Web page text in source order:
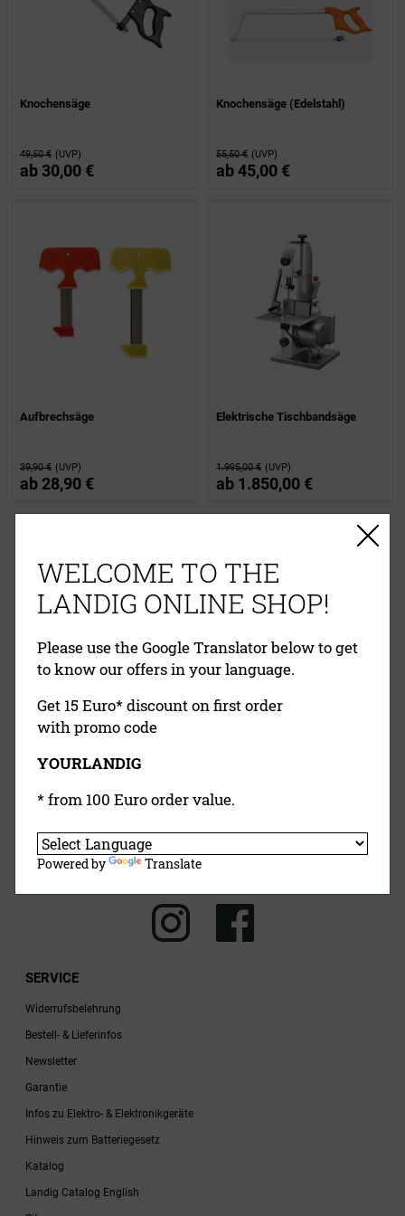
Knochensäge
49,50 € (UVP)
ab 30,00 €
Knochensäge (Edelstahl)
55,50 € (UVP)
ab45,00 €
Aufbrechsäge
39,90 € (UVP)
ab 28,90 €
Elektrische Tischbandsäge
1.995,00 € (UVP)
ab 1.850,00 €
RECHNUNG VORKASSE PAYPAL
KREDITKARTE NACHNAHME
Landig Newsletter
Jetzt Anmelden
SERVICE
Widerrufsbelehrung
Bestell- & Lieferinfos
Newsletter
Garantie
Infos zu Elektro- & Elektronikgeräte
Hinweis zum Batteriegesetz
Katalog
Landig Catalog English
WELCOME TO THE
LANDIG ONLINE SHOP!
Please use the Google Translator below to get
to know our offers in your language.
Get 15 Euro* discount on first order
with promo code
YOURLANDIG
* from 100 Euro order value.
Powered by Translate